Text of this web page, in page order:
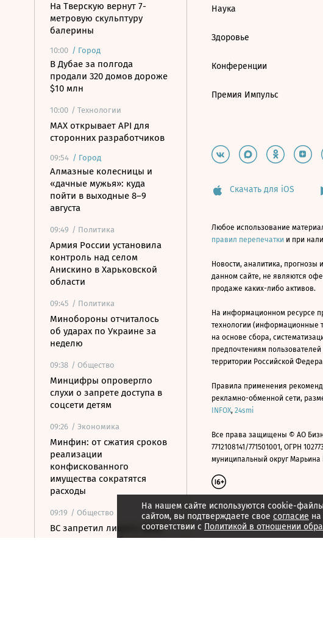
На Тверскую вернут 7-
метровую скульптуру
балерины
10:00 / Город
В Дубае за полгода
продали 320 домов дороже
$10 млн
10:00 / Технологии
MAX открывает API для
сторонних разработчиков
09:54 / Город
Алмазные колесницы и
«дачные мужья»: куда
пойти в выходные 8–9
августа
09:49 / Политика
Армия России установила
контроль над селом
Анискино в Харьковской
области
09:45 / Политика
Минобороны отчиталось
об ударах по Украине за
неделю
09:38 / Общество
Минцифры опровергло
слухи о запрете доступа в
соцсети детям
09:26 / Экономика
Минфин: от сжатия сроков
реализации
конфискованного
имущества сократятся
расходы
09:19 / Общество
ВС запретил лишать прав
за пьяную езду без
На нашем сайте используются cookie-
сайтом, вы подтверждаете свое согласие
соответствии с Политикой в отношении
Наука
Здоровье
Конференции
Премия Импульс
Скачать для iOS
Любое использование
правил перепечатки и при
Новости, аналитика, прогнозы
данном сайте, не являются
продаже каких-либо активов.
На информационном ресурсе
технологии (информационные
на основе сбора,
предпочтениям
территории Российской
Правила применения
рекламно-обменной сети,
INFOX, 24smi
Все права защищены © АО
7712108141/771501001, ОГРН
муниципальный округ Марьина